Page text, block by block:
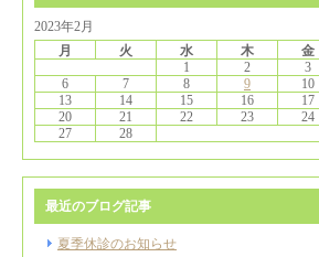
2023年2月
月
火 水 木 金
1
2 3
6
7 8 9 10
13
14 15 16 17
20
21 22 23 24
27
28
最近のブログ記事
夏季休診のお知らせ